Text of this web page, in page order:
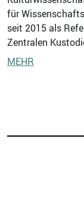
für
seit 2015 als
Zentralen
MEHR